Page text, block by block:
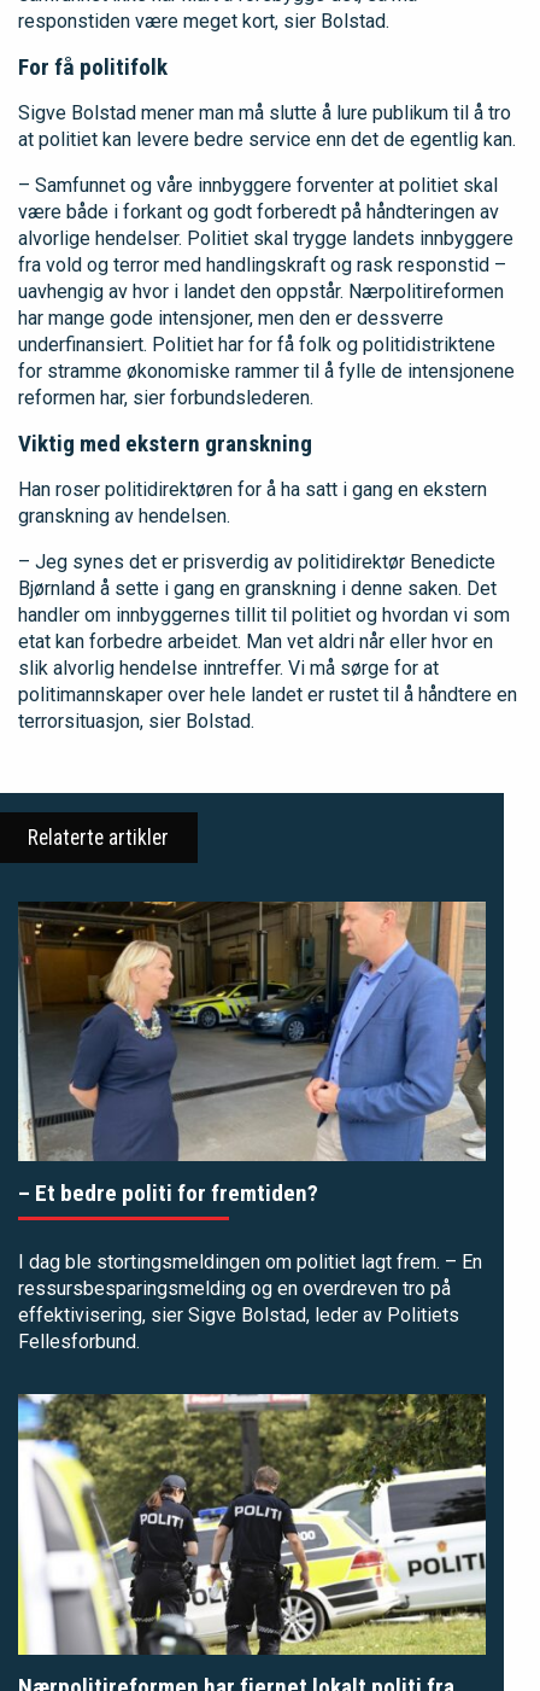
responstiden være meget kort, sier Bolstad.
For få politifolk
Sigve Bolstad mener man må slutte å lure publikum til å tro
at politiet kan levere bedre service enn det de egentlig kan.
– Samfunnet og våre innbyggere forventer at politiet skal
være både i forkant og godt forberedt på håndteringen av
alvorlige hendelser. Politiet skal trygge landets innbyggere
fra vold og terror med handlingskraft og rask responstid –
uavhengig av hvor i landet den oppstår. Nærpolitireformen
har mange gode intensjoner, men den er dessverre
underfinansiert. Politiet har for få folk og politidistriktene
for stramme økonomiske rammer til å fylle de intensjonene
reformen har, sier forbundslederen.
Viktig med ekstern granskning
Han roser politidirektøren for å ha satt i gang en ekstern
granskning av hendelsen.
– Jeg synes det er prisverdig av politidirektør Benedicte
Bjørnland å sette i gang en granskning i denne saken. Det
handler om innbyggernes tillit til politiet og hvordan vi som
etat kan forbedre arbeidet. Man vet aldri når eller hvor en
slik alvorlig hendelse inntreffer. Vi må sørge for at
politimannskaper over hele landet er rustet til å håndtere en
terrorsituasjon, sier Bolstad.
Relaterte artikler
– Et bedre politi for fremtiden?
I dag ble stortingsmeldingen om politiet lagt frem. – En
ressursbesparingsmelding og en overdreven tro på
effektivisering, sier Sigve Bolstad, leder av Politiets
Fellesforbund.